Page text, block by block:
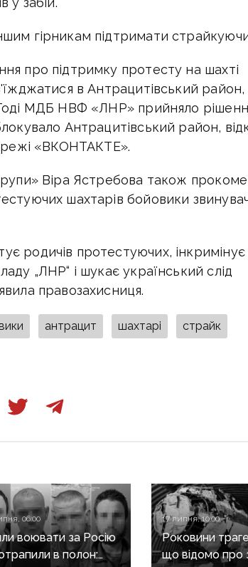
гірникам підтримати
про підтримку протесту на шахті
в Антрацитівський
МДБ НВФ «ЛНР» прийняло
Антрацитівський район,
«ВКОНТАКТЕ».
Віра Ястребова також
шахтарів бойовики
родичів протестуючих, інкримінує
„ЛНР“ і шукає український слід
правозахисниця.
антрацит шахтарі страйк
06:00
воювати за Росію
в полон:
17 липня, 10:00
Роковини
що відомо про